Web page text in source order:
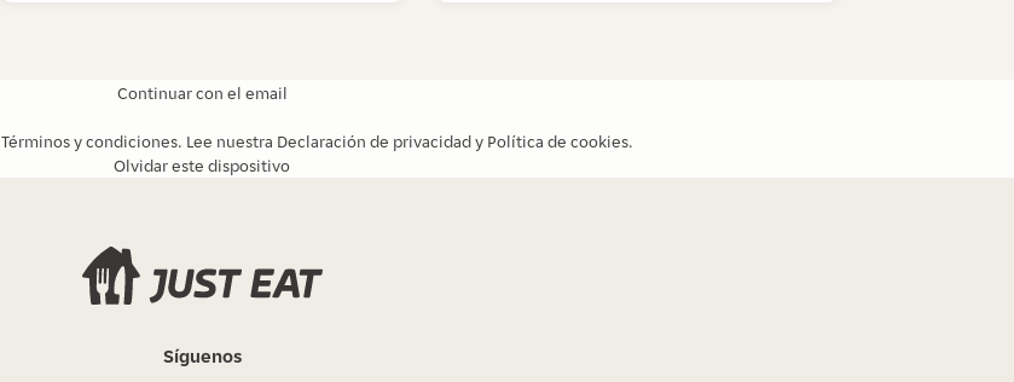
Continuar con el email
Términos y condiciones. Lee nuestra Declaración de privacidady Política de cookies.
Olvidar este dispositivo
Síguenos